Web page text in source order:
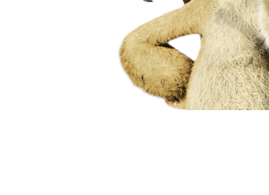
видом персонаж
Н.Кейджа очень
посмотреть.
Скользящий
Сумасшедшее